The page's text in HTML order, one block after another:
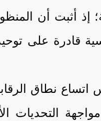
أثبت أن
قادرة على
نطاق
التحديات